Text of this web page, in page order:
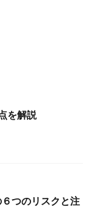
を解説
つのリスクと注